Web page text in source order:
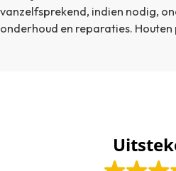
vanzelfsprekend, indien nodig,
onderhoud en reparaties.